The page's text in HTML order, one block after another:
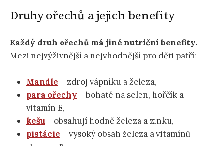
Druhy ořechů a jejich benefity
Každý druh ořechů má jiné nutriční benefity.
Mezi nejvýživnější a nejvhodnější pro děti patří:
Mandle – zdroj vápníku a železa,
para ořechy – bohaté na selen, hořčík a
vitamín E,
kešu – obsahují hodně železa a zinku,
pistácie – vysoký obsah železa a vitamínů